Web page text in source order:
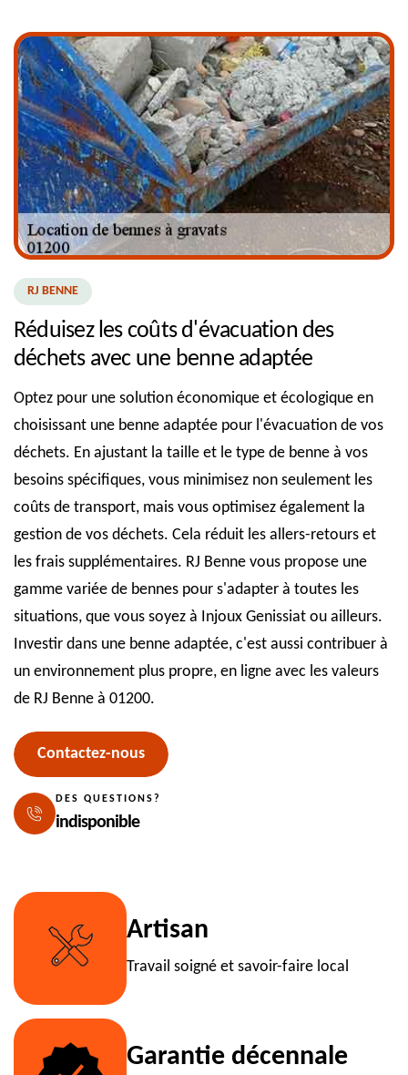
RJ BENNE
Réduisez les coûts d'évacuation des
déchets avec une benne adaptée
Optez pour une solution économique et écologique en
choisissant une benne adaptée pour l'évacuation de vos
déchets. En ajustant la taille et le type de benne à vos
besoins spécifiques, vous minimisez non seulement les
coûts de transport, mais vous optimisez également la
gestion de vos déchets. Cela réduit les allers-retours et
les frais supplémentaires. RJ Benne vous propose une
gamme variée de bennes pour s'adapter à toutes les
situations, que vous soyez à Injoux Genissiat ou ailleurs.
Investir dans une benne adaptée, c'est aussi contribuer à
un environnement plus propre, en ligne avec les valeurs
de RJ Benne à 01200.
Contactez-nous
DES QUESTIONS?
indisponible
Artisan
Travail soigné et savoir-faire local
Garantie décennale